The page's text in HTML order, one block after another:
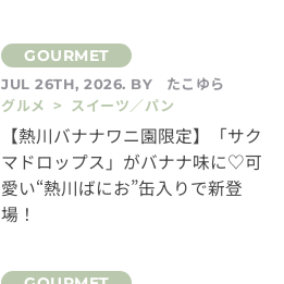
JUL 26TH, 2026. BY
たこゆら
グルメ > スイーツ／パン
【熱川バナナワニ園限定】「サク
マドロップス」がバナナ味に♡可
愛い“熱川ばにお”缶入りで新登
場！